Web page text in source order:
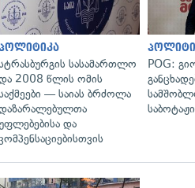
სასამართლო
2008 წლის ომის
— საიას ბრძოლა
და
POG: